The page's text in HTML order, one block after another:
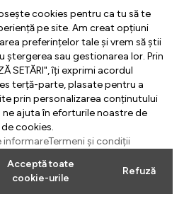
cookies pentru ca tu să te
pe site. Am creat opțiuni
preferințelor tale și vrem să știi
sau gestionarea lor. Prin
SETĂRI", îți exprimi acordul
terță-parte, plasate pentru a
prin personalizarea conținutului
ajuta în eforturile noastre de
cookies.
informareTermeni și condiții
Acceptă toate
cookie-urile
Refuză